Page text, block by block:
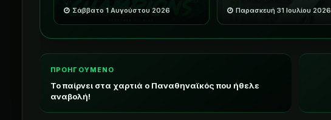
Σάββατο 1 Αυγούστου 2026 Παρασκευή 31 Ιουλίου 2026
ΠΡΟΗΓΟΥΜΕΝΟ
Το παίρνει στα χαρτιά ο Παναθηναϊκός που ήθελε
αναβολή!